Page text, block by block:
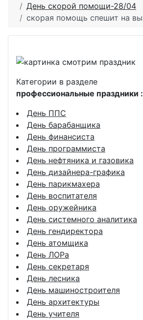
День скорой помощи-28/04
скорая помощь спешит на
Категории в разделе
профессиональные праздники :
День ППС
День барабанщика
День финансиста
День программиста
День нефтяника и газовика
День дизайнера-графика
День парикмахера
День воспитателя
День оружейника
День системного аналитика
День гендиректора
День атомщика
День ЛОРа
День секретаря
День лесника
День машиностроителя
День архитектуры
День учителя